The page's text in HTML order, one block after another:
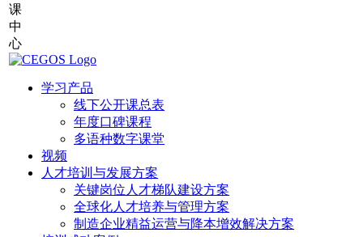
课
中
心
学习产品
线下公开课总表
年度口碑课程
多语种数字课堂
视频
人才培训与发展方案
关键岗位人才梯队建设方案
全球化人才培养与管理方案
制造企业精益运营与降本增效解决方案